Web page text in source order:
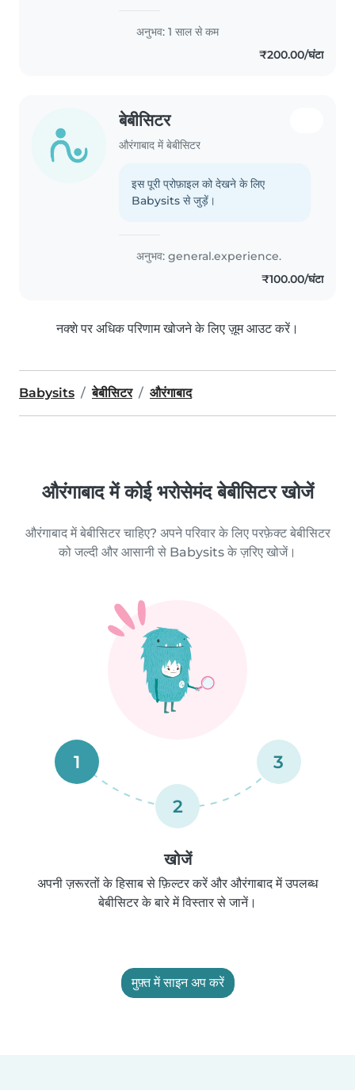
your children. I'm comfortable
with pets, cooking, chores, and
अनुभव: 1 साल से कम
₹200.00/घंटा
बेबीसिटर
औरंगाबाद में बेबीसिटर
इस पूरी प्रोफ़ाइल को देखने के लिए
Babysits से जुड़ें।
अनुभव: general.experience.
₹100.00/घंटा
नक्शे पर अधिक परिणाम खोजने के लिए ज़ूम आउट करें।
Babysits बेबीसिटर औरंगाबाद
औरंगाबाद में कोई भरोसेमंद बेबीसिटर खोजें
औरंगाबाद में बेबीसिटर चाहिए? अपने परिवार के लिए परफ़ेक्ट बेबीसिटर
को जल्दी और आसानी से Babysits के ज़रिए खोजें।
1
2
3
खोजें
अपनी ज़रूरतों के हिसाब से फ़िल्टर करें और औरंगाबाद में उपलब्ध
बेबीसिटर के बारे में विस्तार से जानें।
मुफ़्त में साइन अप करें